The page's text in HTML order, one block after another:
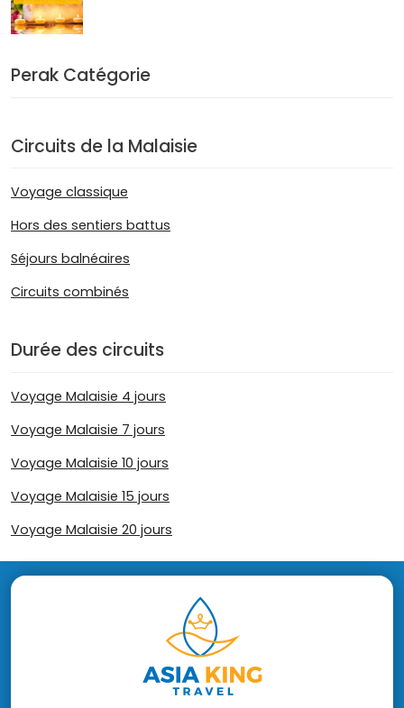
Perak Catégorie
Circuits de la Malaisie
Voyage classique
Hors des sentiers battus
Séjours balnéaires
Circuits combinés
Durée des circuits
Voyage Malaisie 4 jours
Voyage Malaisie 7 jours
Voyage Malaisie 10 jours
Voyage Malaisie 15 jours
Voyage Malaisie 20 jours